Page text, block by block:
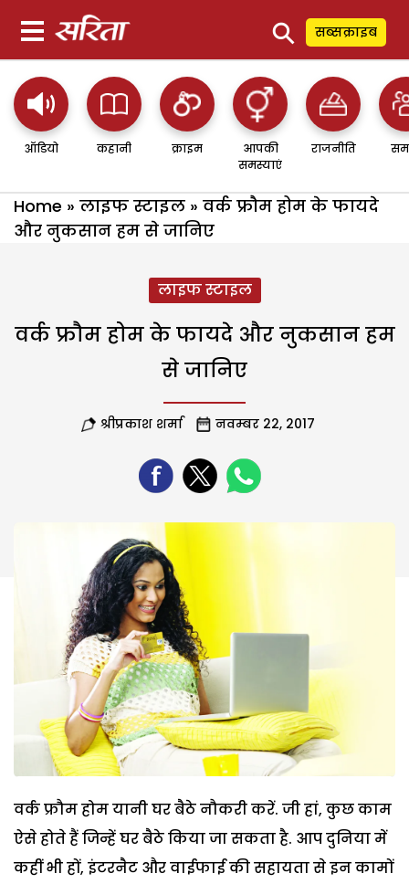
⚲ सब्सक्राइब
ऑडियो कहानी क्राइम
आपकी
समस्याएं
राजनीति
Home » लाइफ स्टाइल » वर्क फ्रौम होम के फायदे
और नुकसान हम से जानिए
लाइफ स्टाइल
वर्क फ्रौम होम के फायदे और नुकसान हम
से जानिए
श्रीप्रकाश शर्मा नवम्बर 22, 2017
वर्क फ्रौम होम यानी घर बैठे नौकरी करें. जी हां, कुछ काम
ऐसे होते हैं जिन्हें घर बैठे किया जा सकता है. आप दुनिया में
कहीं भी हों, इंटरनैट और वाईफाई की सहायता से इन कामों